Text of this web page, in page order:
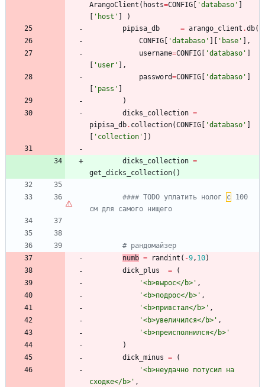
ArangoClient ( hosts=CONFIG 'databaso '
' host '
)
pipisa_db
= arango_client .db(
CONFIG
'databaso ' ' base '
,
username=CONFIG 'databaso '
' user '
,
password=CONFIG 'databaso '
' pass '
)
dicks_collection =
pipisa_db. collection(CONFIG 'databaso '
' collection ' )
dicks_collection =
get_dicks_collection( )
#### TODO уплатить нолог с 100
см для самого нищего
# рандомайзер
numb = randint ( -9, 10)
dick_plus
=
(
'<b>вырос</b> ' ,
'<b>подрос</b> ' ,
'<b>привстал</b> ' ,
'<b>увеличился</b> ' ,
'<b>преисполнился</b> '
)
dick_minus =
(
'<b>неудачно потусил на
сходке</b> ' ,